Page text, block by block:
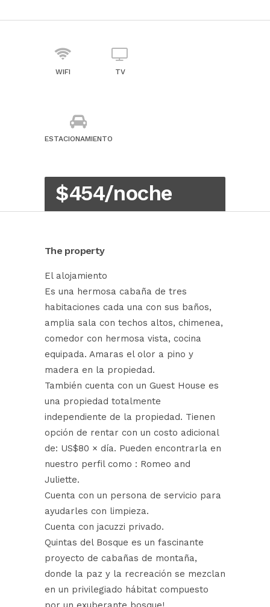
WIFI TV
ESTACIONAMIENTO
$454/noche
The property
El alojamiento
Es una hermosa cabaña de tres
habitaciones cada una con sus baños,
amplia sala con techos altos, chimenea,
comedor con hermosa vista, cocina
equipada. Amaras el olor a pino y
madera en la propiedad.
También cuenta con un Guest House es
una propiedad totalmente
independiente de la propiedad. Tienen
opción de rentar con un costo adicional
de: US$80 × día. Pueden encontrarla en
nuestro perfil como : Romeo and
Juliette.
Cuenta con un persona de servicio para
ayudarles con limpieza.
Cuenta con jacuzzi privado.
Quintas del Bosque es un fascinante
proyecto de cabañas de montaña,
donde la paz y la recreación se mezclan
en un privilegiado hábitat compuesto